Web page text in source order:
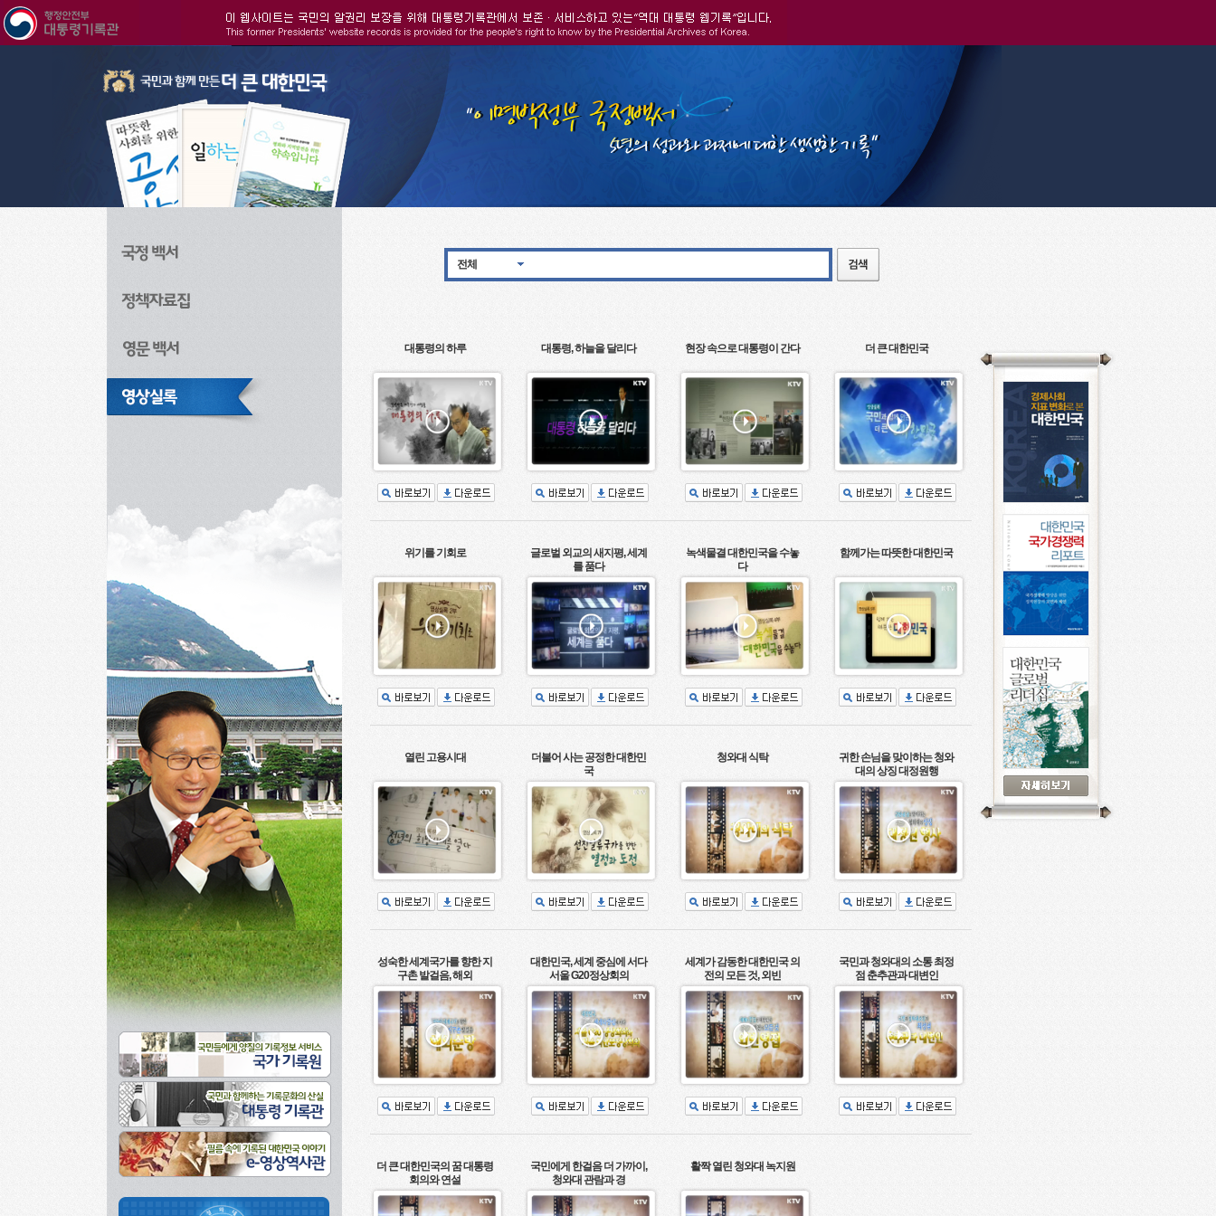
전체
대통령의 하루 대통령, 하늘을 달리다 현장 속으로 대통령이 간다 더 큰 대한민국
위기를 기회로
글로벌 외교의 새지평, 세계
를 품다
녹색물결 대한민국을 수놓
다
함께가는 따뜻한 대한민국
열린 고용시대
더불어 사는 공정한 대한민
국
청와대 식탁
귀한 손님을 맞이하는 청와
대의 상징 대정원행
성숙한 세계국가를 향한 지
구촌 발걸음, 해외
대한민국, 세계 중심에 서다
서울 G20정상회의
세계가 감동한 대한민국 의
전의 모든 것, 외빈
국민과 청와대의 소통 최정
점 춘추관과 대변인
더 큰 대한민국의 꿈 대통령
회의와 연설
국민에게 한걸음 더 가까이,
청와대 관람과 경
활짝 열린 청와대 녹지원